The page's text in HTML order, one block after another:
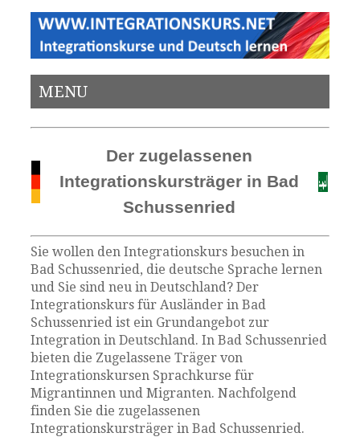
MENU
Der zugelassenen
Integrationskursträger in Bad
Schussenried
Sie wollen den Integrationskurs besuchen in
Bad Schussenried, die deutsche Sprache lernen
und Sie sind neu in Deutschland? Der
Integrationskurs für Ausländer in Bad
Schussenried ist ein Grundangebot zur
Integration in Deutschland. In Bad Schussenried
bieten die Zugelassene Träger von
Integrationskursen Sprachkurse für
Migrantinnen und Migranten. Nachfolgend
finden Sie die zugelassenen
Integrationskursträger in Bad Schussenried.